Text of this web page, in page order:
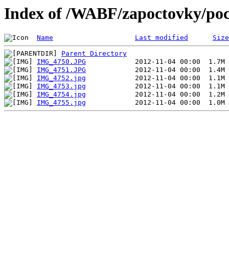
Index of /WABF/zapoctovky/
Name Last modified Size
Parent Directory
IMG_4750.JPG
IMG_4751.JPG
IMG_4752.jpg
IMG_4753.jpg
IMG_4754.jpg
IMG_4755.jpg